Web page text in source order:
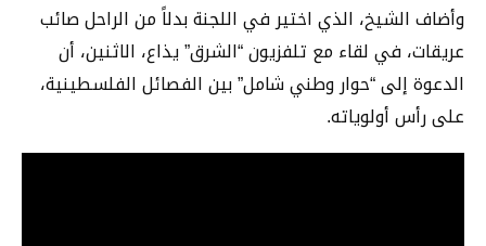
وأضاف الشيخ، الذي اختير في اللجنة بدلاً من الراحل صائب
عريقات، في لقاء مع تلفزيون “الشرق” يذاع، الاثنين، أن
الدعوة إلى “حوار وطني شامل” بين الفصائل الفلسطينية،
على رأس أولوياته.